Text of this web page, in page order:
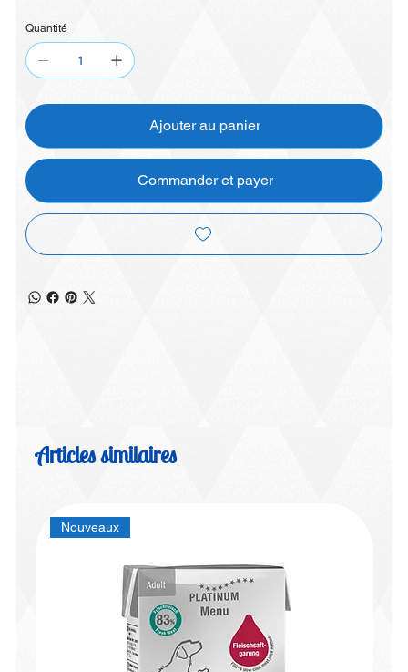
Quantité
Ajouter au panier
Commander et payer
Articles similaires
Nouveaux